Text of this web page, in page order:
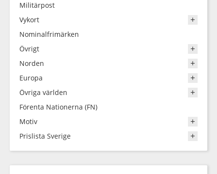
Militärpost
Vykort
Nominalfrimärken
Övrigt
Norden
Europa
Övriga världen
Förenta Nationerna (FN)
Motiv
Prislista Sverige